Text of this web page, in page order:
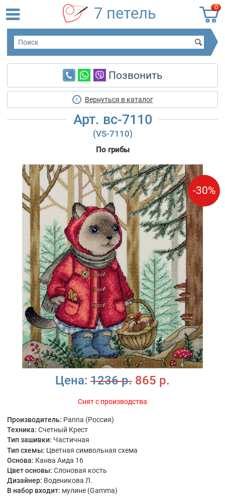
0
7 петель
Позвонить
Вернуться в каталог
Арт. вс-7110
(VS-7110)
По грибы
-30%
Цена: 1236 р. 865 р.
Снят с производства
Производитель: Panna (Россия)
Техника: Счетный Крест
Тип зашивки: Частичная
Тип схемы: Цветная символьная схема
Основа: Канва Аида 16
Цвет основы: Слоновая кость
Дизайнер: Воденикова Л.
В набор входит: мулине (Gamma)